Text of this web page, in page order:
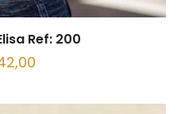
Ref: 200